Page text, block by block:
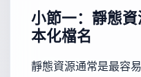
小節一：靜態
本化檔名
靜態資源通常是最容